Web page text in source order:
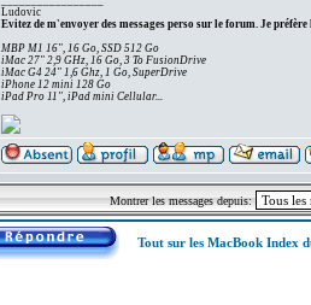
Ludovic
Evitez de m'envoyer des messages perso sur le forum. Je préfère
MBP M1 16", 16 Go, SSD 512 Go
iMac 27" 2,9 GHz, 16 Go, 3 To FusionDrive
iMac G4 24" 1,6 Ghz, 1 Go, SuperDrive
iPhone 12 mini 128 Go
iPad Pro 11", iPad mini Cellular...
Montrer les messages depuis:
Tout sur les MacBook Index